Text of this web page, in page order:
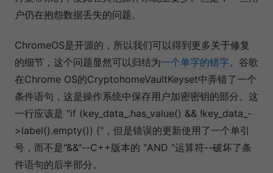
户仍在抱怨数据丢失的问题。
ChromeOS是开源的，所以我们可以得到更多关于修复
的细节，这个问题显然可以归结为一个单字的错字。谷歌
在Chrome OS的CryptohomeVaultKeyset中弄错了一个
条件语句，这是操作系统中保存用户加密密钥的部分。这
一行应该是 "if (key_data_.has_value() && !key_data_-
>label().empty()) {"，但是错误的更新使用了一个单引
号，而不是"&&"--C++版本的 "AND "运算符--破坏了条
件语句的后半部分。